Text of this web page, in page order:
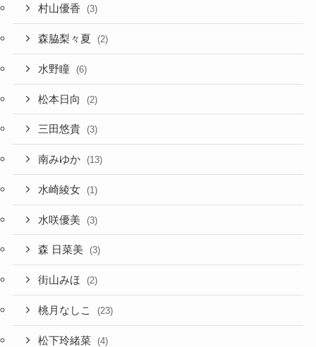
村山優香 (3)
森脇梨々夏 (2)
水野瞳 (6)
松本日向 (2)
三田悠貴 (3)
南みゆか (13)
水崎綾女 (1)
水咲優美 (3)
森 日菜美 (3)
街山みほ (2)
桃月なしこ (23)
松下玲緒菜 (4)